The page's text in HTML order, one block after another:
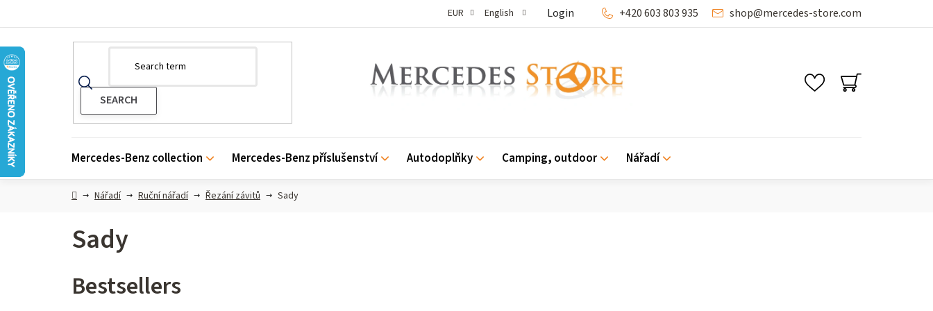
EUR English Login shop@mercedes-store.com
+420 603 803 935
SHOPPING
CART
Mercedes-Benz collection Mercedes-Benz příslušenství Autodoplňky Camping, outdoor Nářadí
HomeNářadí Ruční nářadí Řezání závitů Sady
Sady
Bestsellers